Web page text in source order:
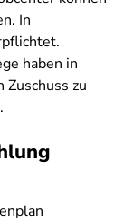
In
haben in
zu